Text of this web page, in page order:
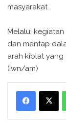
masyarakat.
Melalui kegiatan
dan mantap
arah kiblat yang
(iwn/am)